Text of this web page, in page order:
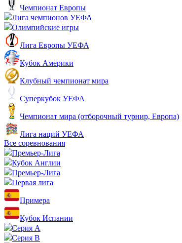
Чемпионат Европы
Лига чемпионов УЕФА
Олимпийские игры
Лига Европы УЕФА
Кубок Америки
Клубный чемпионат мира
Суперкубок УЕФА
Чемпионат мира (отборочный турнир, Европа)
Лига наций УЕФА
Все соревнования
Премьер-Лига
Кубок Англии
Премьер-Лига
Первая лига
Примера
Кубок Испании
Серия А
Серия B